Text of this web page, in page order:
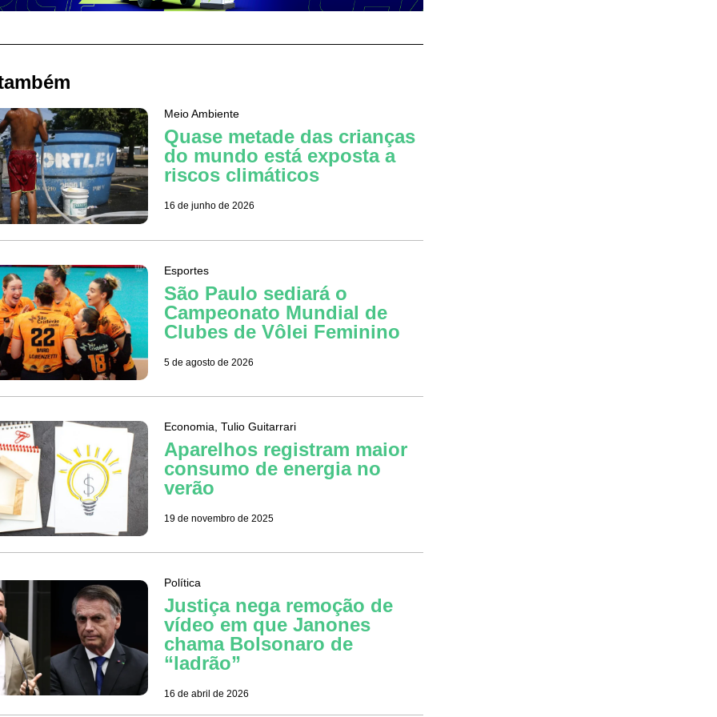
Meio Ambiente
Quase metade das crianças
do mundo está exposta a
riscos climáticos
16 de junho de 2026
Esportes
São Paulo sediará o
Campeonato Mundial de
Clubes de Vôlei Feminino
5 de agosto de 2026
Economia ,Tulio Guitarrari
Aparelhos registram maior
consumo de energia no
verão
19 de novembro de 2025
Política
Justiça nega remoção de
vídeo em que Janones
chama Bolsonaro de
“ladrão”
16 de abril de 2026